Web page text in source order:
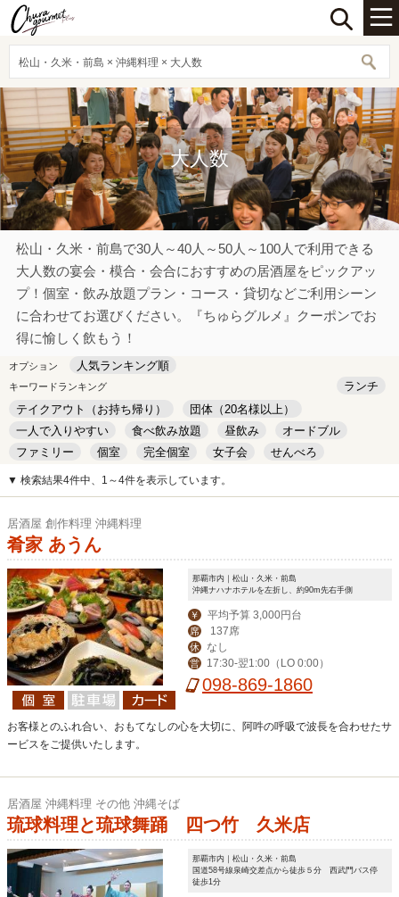
松山・久米・前島 × 沖縄料理 × 大人数
大人数
松山・久米・前島で30人～40人～50人～100人で利用できる
大人数の宴会・模合・会合におすすめの居酒屋をピックアッ
プ！個室・飲み放題プラン・コース・貸切などご利用シーン
に合わせてお選びください。『ちゅらグルメ』クーポンでお
得に愉しく飲もう！
オプション 人気ランキング順
キーワードランキング
ランチ
テイクアウト（お持ち帰り）
団体（20名様以上）
一人で入りやすい
食べ飲み放題 昼飲み
オードブル
ファミリー
個室 完全個室 女子会
せんべろ
キッズルーム
安い デート
▼ 検索結果4件中、1～4件を表示しています。
居酒屋 創作料理 沖縄料理
肴家 あうん
那覇市内｜松山・久米・前島
沖縄ナハナホテルを左折し、約90m先右手側
￥ 平均予算 3,000円台
席 137席
休 なし
営 17:30-翌1:00（LO 0:00）
098-869-1860
お客様とのふれ合い、おもてなしの心を大切に、阿吽の呼吸で波長を合わせたサ
ービスをご提供いたします。
居酒屋 沖縄料理 その他 沖縄そば
琉球料理と琉球舞踊 四つ竹 久米店
那覇市内｜松山・久米・前島
国道58号線泉崎交差点から徒歩５分 西武門バス停
徒歩1分